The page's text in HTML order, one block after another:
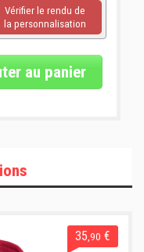
Vérifier le rendu de
la personnalisation
au panier
35 ,90 €